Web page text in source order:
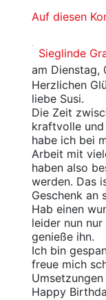
Auf diesen
Sieglinde
am Dienstag,
Herzlichen
liebe Susi.
Die Zeit
kraftvolle und
habe ich bei
Arbeit mit
haben also
werden. Das
Geschenk an
Hab einen
leider nun
genieße ihn.
Ich bin
freue mich
Happy